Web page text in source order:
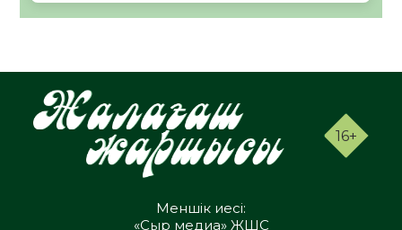
16+
Меншік иесі:
«Сыр медиа» ЖШС